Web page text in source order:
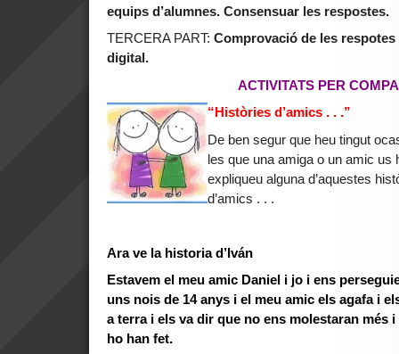
equips d’alumnes. Consensuar les respostes.
TERCERA PART: Comprovació de les
digital.
ACTIVITATS PER
“Històries d’amics . . .”
De ben segur que heu tingut
les que una amiga o un amic us
expliqueu alguna d’aquestes
d’amics . . .
Ara ve la historia d’Iván
Estavem el meu amic Daniel i jo i ens
uns nois de 14 anys i el meu amic els agafa i
a terra i els va dir que no ens molestaran més i
ho han fet.